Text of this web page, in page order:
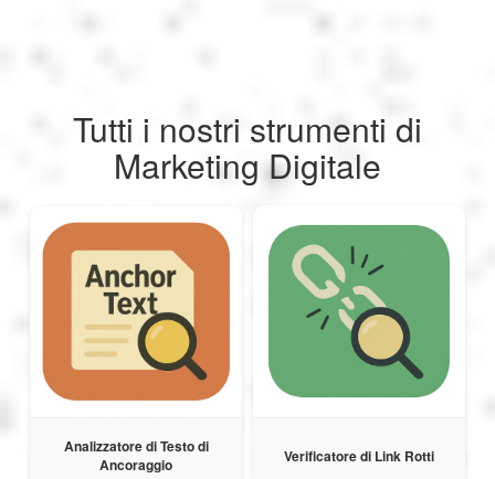
한국어
العربية
Svenska
Norsk
Dansk
Tutti i nostri strumenti di
Marketing Digitale
Analizzatore di Testo di
Ancoraggio
Verificatore di Link Rotti